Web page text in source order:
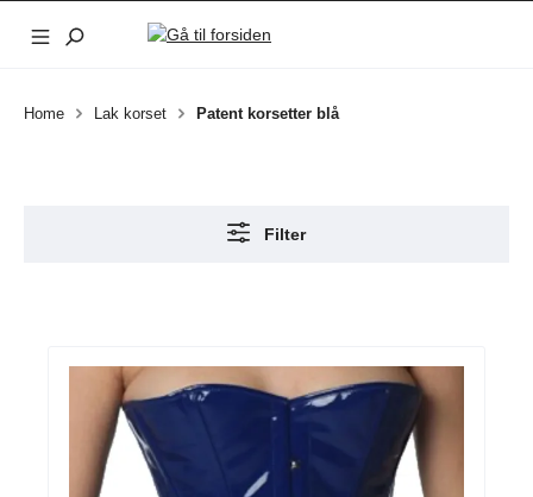
Gå til hovedindhold
Home Lak korset Patent korsetter blå
Filter